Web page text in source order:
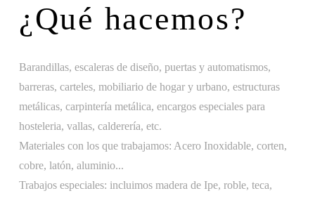
¿Qué hacemos?
Barandillas, escaleras de diseño, puertas y automatismos,
barreras, carteles, mobiliario de hogar y urbano, estructuras
metálicas, carpintería metálica, encargos especiales para
hosteleria, vallas, calderería, etc.
Materiales con los que trabajamos: Acero Inoxidable, corten,
cobre, latón, aluminio...
Trabajos especiales: incluimos madera de Ipe, roble, teca,